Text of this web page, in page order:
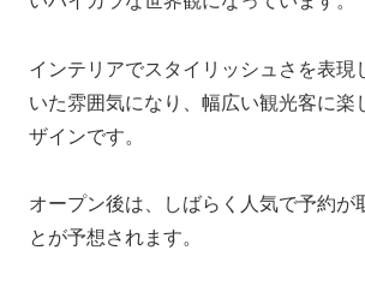
インテリアでスタイリッシュさを表現
いた雰囲気になり、幅広い観光客に楽
ザインです。
オープン後は、しばらく人気で予約が
とが予想されます。